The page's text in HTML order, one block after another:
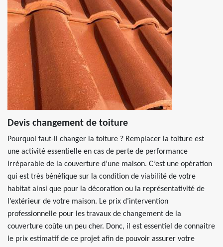
Devis changement de toiture
Pourquoi faut-il changer la toiture ? Remplacer la toiture est
une activité essentielle en cas de perte de performance
irréparable de la couverture d’une maison. C’est une opération
qui est très bénéfique sur la condition de viabilité de votre
habitat ainsi que pour la décoration ou la représentativité de
l’extérieur de votre maison. Le prix d’intervention
professionnelle pour les travaux de changement de la
couverture coûte un peu cher. Donc, il est essentiel de connaitre
le prix estimatif de ce projet afin de pouvoir assurer votre